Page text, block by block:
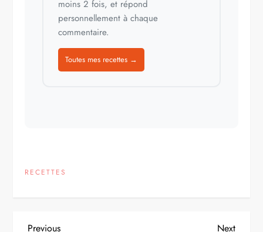
moins 2 fois, et répond
personnellement à chaque
commentaire.
Toutes mes recettes →
RECETTES
Previous
Previous
Next
Next